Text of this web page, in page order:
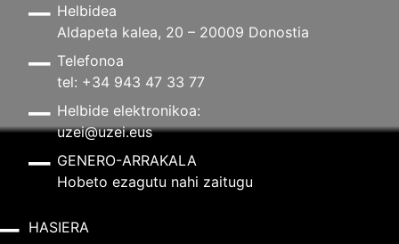
Helbidea
Aldapeta kalea, 20 – 20009 Donostia
Telefonoa
tel: +34 943 47 33 77
Helbide elektronikoa:
uzei@uzei.eus
GENERO-ARRAKALA
Hobeto ezagutu nahi zaitugu
HASIERA